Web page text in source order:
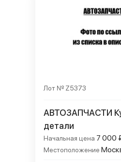
Лот № Z5373
АВТОЗАПЧАСТИ
детали
Начальная цена 7 000
Местоположение